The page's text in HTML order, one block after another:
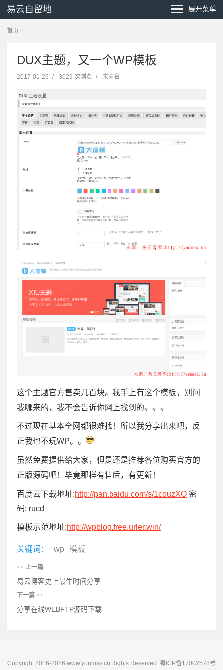
易云自留地 展开菜单
首页 >
DUX主题，又一个WP模板
2017-01-26 / 3029 次浏览 / 未命名
这个主题官方售卖几百块。我手上有这个模板，别问
我哪来的，我不会告诉你网上找到的。。。
不过现在基本全网都很难找！所以我分享出来吧，反
正我也不玩WP。。
虽然免费提供给大家，但是还是推荐各位购买官方的
正版源码吧！毕竟那样有售后，有更新！
百度云下载地址:http://pan.baidu.com/s/1couzXO 密
码: rucd
模板示范地址:http://wpblog.free.urler.win/
关键词： wp 模板
<< 上一篇
易云博客史上最牛时间分享
下一篇 >>
分享在线WEBFTP源码下载
Copyright 2016-2026 www.yunmss.cn Rights Reserved. 粤ICP备17002578号